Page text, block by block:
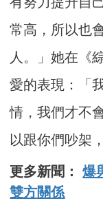
常高，所以也
人。」她在《
愛的表現：「
情，我們才不
以跟你們吵架
更多新聞：爆
雙方關係